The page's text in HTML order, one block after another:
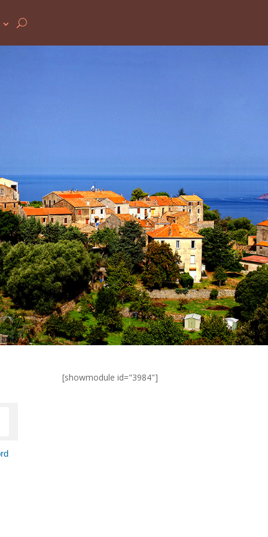
[showmodule id="3984"]